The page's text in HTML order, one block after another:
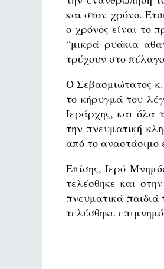
και στον χρόνο.
ο χρόνος είναι το
“μικρά ρυάκια
τρέχουν στο
Ο Σεβασμιώτατος
το κήρυγμά του
Ιεράρχης, και όλα
την πνευματική
από το αναστάσιμο
Επίσης, Ιερό
τελέσθηκε και στην
πνευματικά παιδιά
τελέσθηκε